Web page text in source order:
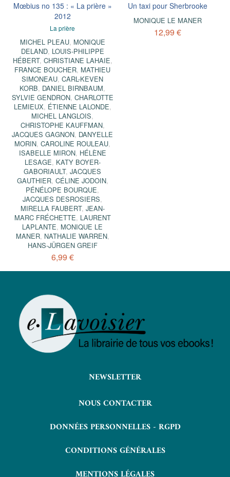
Mœbius no 135 : « La prière »
2012
La prière
MICHEL PLEAU, MONIQUE
DELAND, LOUIS-PHILIPPE
HÉBERT, CHRISTIANE LAHAIE,
FRANCE BOUCHER, MATHIEU
SIMONEAU,CARL-KEVEN
KORB, DANIEL BIRNBAUM,
SYLVIE GENDRON, CHARLOTTE
LEMIEUX, ÉTIENNE LALONDE,
MICHEL LANGLOIS,
CHRISTOPHE KAUFFMAN,
JACQUES GAGNON, DANYELLE
MORIN,CAROLINE ROULEAU,
ISABELLE MIRON, HÉLÈNE
LESAGE, KATY BOYER-
GABORIAULT,JACQUES
GAUTHIER, CÉLINE JODOIN,
PÉNÉLOPE BOURQUE,
JACQUES DESROSIERS,
MIRELLA FAUBERT, JEAN-
MARC FRÉCHETTE, LAURENT
LAPLANTE, MONIQUE LE
MANER, NATHALIE WARREN,
HANS-JÜRGEN GREIF
6,99 €
Un taxi pour Sherbrooke
MONIQUE LE MANER
12,99 €
NEWSLETTER
NOUS CONTACTER
DONNÉES PERSONNELLES - RGPD
CONDITIONS GÉNÉRALES